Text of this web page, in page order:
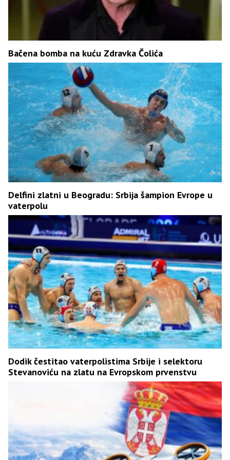
Bačena bomba na kuću Zdravka Čolića
Delfini zlatni u Beogradu: Srbija šampion Evrope u
vaterpolu
Dodik čestitao vaterpolistima Srbije i selektoru
Stevanoviću na zlatu na Evropskom prvenstvu